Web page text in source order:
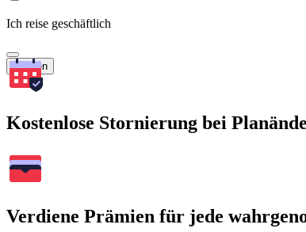
Ich reise geschäftlich
Suchen
Kostenlose Stornierung bei
Verdiene Prämien für jede